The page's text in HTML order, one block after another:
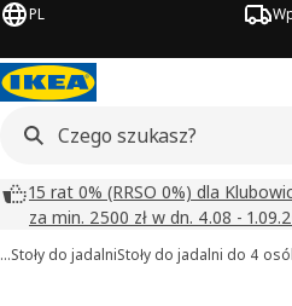
PL
15 rat 0% (RRSO 0%) dla
za min. 2500 zł w dn. 4.08 -
…Stoły do jadalniStoły do jadalni do 4